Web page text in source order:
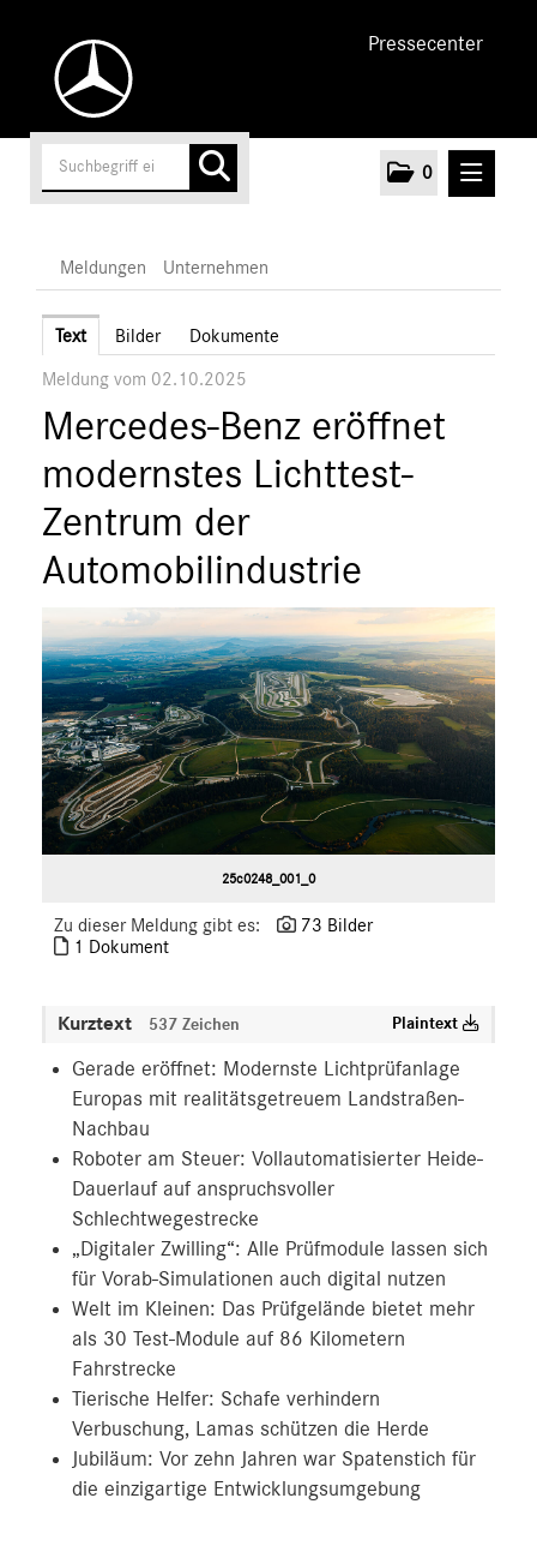
Pressecenter
0
Unternehmen
Marken & Produkte
MEDIA
ÜBER UNS
ANSPRECHPARTNER
Meldungen Unternehmen
Text Bilder Dokumente
Meldung vom 02.10.2025
Mercedes-Benz eröffnet
modernstes Lichttest-
Zentrum der
Automobilindustrie
25c0248_001_0
Zu dieser Meldung gibt es:
73 Bilder
1 Dokument
Kurztext 537 Zeichen Plaintext
Gerade eröffnet: Modernste Lichtprüfanlage
Europas mit realitätsgetreuem Landstraßen-
Nachbau
Roboter am Steuer: Vollautomatisierter Heide-
Dauerlauf auf anspruchsvoller
Schlechtwegestrecke
„Digitaler Zwilling“: Alle Prüfmodule lassen sich
für Vorab-Simulationen auch digital nutzen
Welt im Kleinen: Das Prüfgelände bietet mehr
als 30 Test-Module auf 86 Kilometern
Fahrstrecke
Tierische Helfer: Schafe verhindern
Verbuschung, Lamas schützen die Herde
Jubiläum: Vor zehn Jahren war Spatenstich für
die einzigartige Entwicklungsumgebung